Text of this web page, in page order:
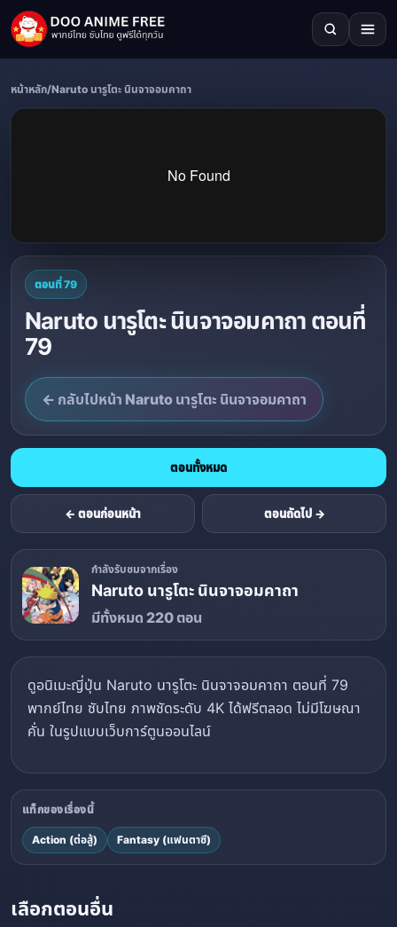
หน้าหลัก/Naruto นารูโตะ นินจาจอมคาถา
ตอนที่ 79
Naruto นารูโตะ นินจาจอมคาถา ตอนที่
79
← กลับไปหน้า Naruto นารูโตะ นินจาจอมคาถา
← ตอนก่อนหน้า
ตอนทั้งหมด
ตอนถัดไป →
กำลังรับชมจากเรื่อง
Naruto นารูโตะ นินจาจอมคาถา
มีทั้งหมด 220 ตอน
ดูอนิเมะญี่ปุ่น Naruto นารูโตะ นินจาจอมคาถา ตอนที่ 79
พากย์ไทย ซับไทย ภาพชัดระดับ 4K ได้ฟรีตลอด ไม่มีโฆษณา
คั่น ในรูปแบบเว็บการ์ตูนออนไลน์
แท็กของเรื่องนี้
Action (ต่อสู้) Fantasy (แฟนตาซี)
เลือกตอนอื่น